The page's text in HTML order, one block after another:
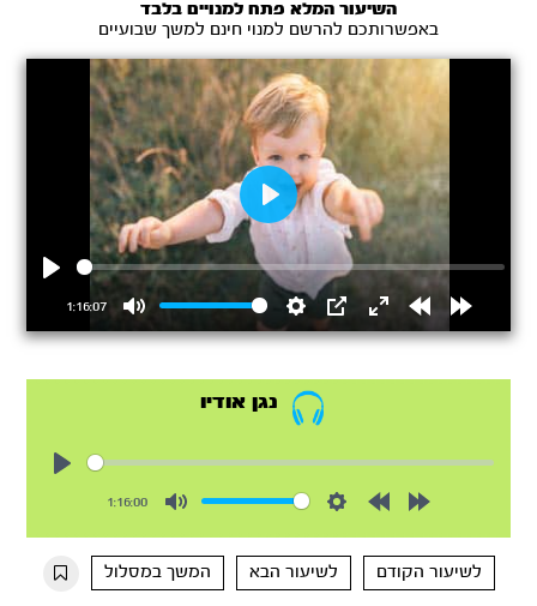
השיעור המלא פתח למנויים בלבד
באפשרותכם להרשם למנוי חינם למשך שבועיים
1:16:07
Mute Settings
PIP
EnterRewindForward
Play
נגן אודיו
1:16:00
10s
10s
לשיעור הקודם
לשיעור הבא המשך במסלול